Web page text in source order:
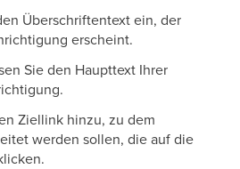
Überschriftentext ein, der
erscheint.
Sie den Haupttext Ihrer
Ziellink hinzu, zu dem
werden sollen, die auf die